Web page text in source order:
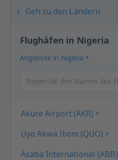
Geh zu den Ländern
Flughäfen in Nigeria
Angebote in Nigeria
Akure Airport (AKR)
Uyo Akwa Ibom (QUO)
Asaba International (ABB)